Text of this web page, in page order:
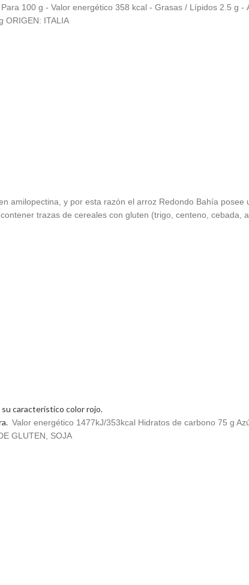
100 g - Valor energético 358 kcal - Grasas / Lípidos 2.5 g
ORIGEN: ITALIA
amilopectina, y por esta razón el arroz Redondo Bahía
trazas de cereales con gluten (trigo, centeno, cebada,
su característico color rojo.
Valor energético 1477kJ/353kcal Hidratos de carbono 75 g
GLUTEN, SOJA